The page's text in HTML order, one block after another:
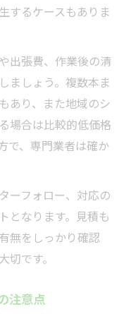
するケースもありま
出張費、作業後の清
ましょう。複数本ま
あり、また地域のシ
場合は比較的低価格
で、専門業者は確か
ーフォロー、対応の
となります。見積も
無をしっかり確認
です。
注意点